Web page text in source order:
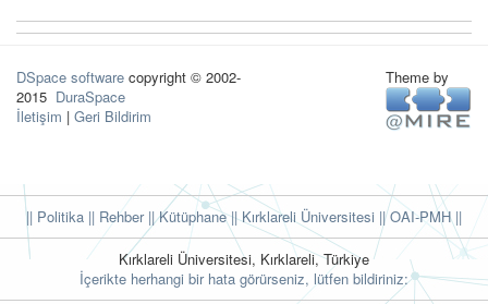
DSpace software copyright © 2002-
2015 DuraSpace
İletişim | Geri Bildirim
Theme by
|| Politika || Rehber|| Kütüphane|| Kırklareli Üniversitesi ||OAI-PMH ||
Kırklareli Üniversitesi, Kırklareli, Türkiye
İçerikte herhangi bir hata görürseniz, lütfen bildiriniz: